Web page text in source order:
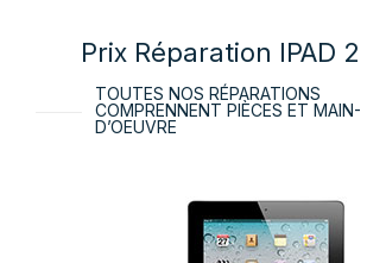
Prix Réparation IPAD
TOUTES NOS RÉPARATIONS
COMPRENNENT PIÈCES ET MAIN-
D’OEUVRE